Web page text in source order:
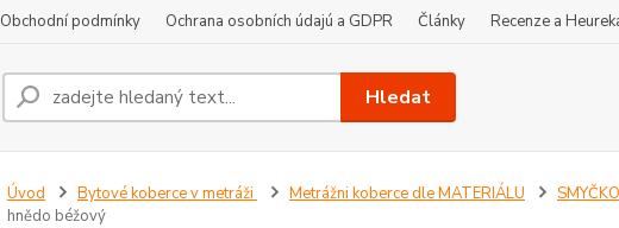
Obchodní podmínky Ochrana osobních údajú a GDPR Články Recenze a
Hledat
Úvod Bytové koberce v metráži Metrážni koberce dle MATERIÁLU
hnědo béžový